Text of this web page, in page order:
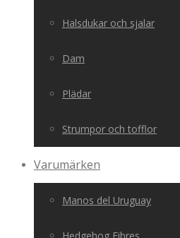
Halsdukar och sjalar
Dam
Plädar
Strumpor och tofflor
Varumärken
Manos del Uruguay